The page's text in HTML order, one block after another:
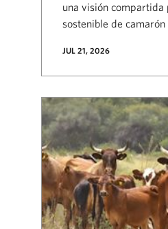
una visión
sostenible de camarón
JUL 21, 2026